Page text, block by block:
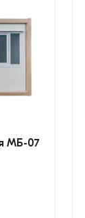
МБ-07